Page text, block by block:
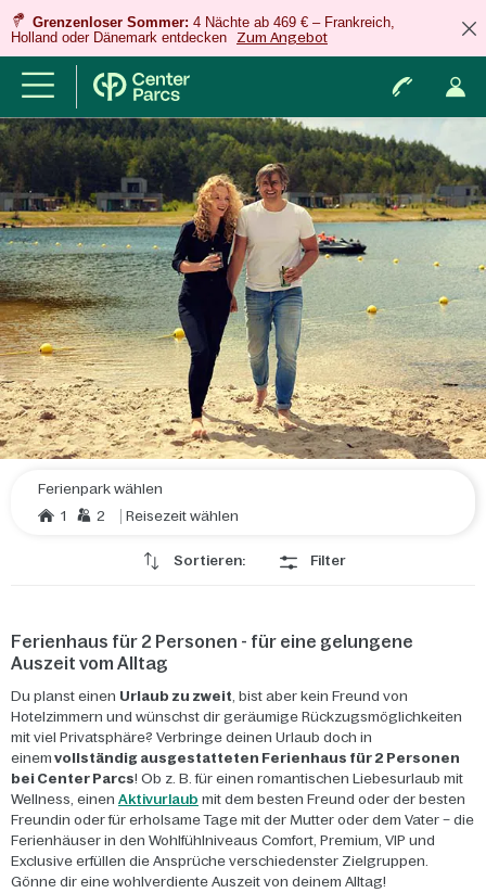
Grenzenloser Sommer: 4 Nächte ab 469 € – Frankreich,
Holland oder Dänemark entdecken
Zum Angebot
Ferienpark wählen
1
2 Reisezeit wählen
Sortieren: Filter
Ferienhaus für 2 Personen - für eine gelungene
Auszeit vom Alltag
Du planst einen Urlaub zu zweit, bist aber kein Freund von
Hotelzimmern und wünschst dir geräumige Rückzugsmöglichkeiten
mit viel Privatsphäre? Verbringe deinen Urlaub doch in
einem vollständig ausgestatteten Ferienhaus für 2 Personen
bei Center Parcs! Ob z. B. für einen romantischen Liebesurlaub mit
Wellness, einen Aktivurlaub mit dem besten Freund oder der besten
Freundin oder für erholsame Tage mit der Mutter oder dem Vater – die
Ferienhäuser in den Wohlfühlniveaus Comfort, Premium, VIP und
Exclusive erfüllen die Ansprüche verschiedenster Zielgruppen.
Gönne dir eine wohlverdiente Auszeit von deinem Alltag!